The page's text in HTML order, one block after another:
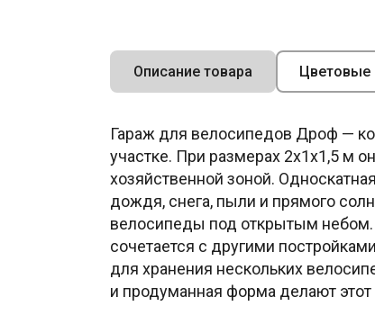
Описание товара Цветовые
Гараж для велосипедов Дроф —
участке. При размерах 2х1х1,5 м
хозяйственной зоной.
дождя, снега, пыли и прямого
велосипеды под открытым небом.
сочетается с другими
для хранения нескольких
и продуманная форма делают